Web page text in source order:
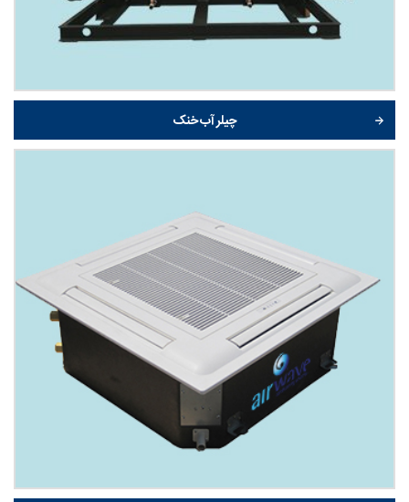
چیلر آب خنک